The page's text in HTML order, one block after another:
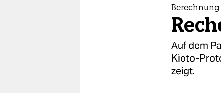
Berechnung
Auf dem
Kioto-
zeigt.